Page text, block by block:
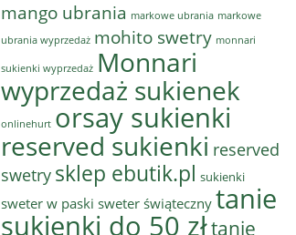
mango ubrania markowe ubrania markowe
ubrania wyprzedaż mohito swetry monnari
sukienki wyprzedaż Monnari
wyprzedaż sukienek
onlinehurt orsay sukienki
reserved sukienki reserved
swetry sklep ebutik.pl sukienki
sweter w paski sweter świątecznytanie
sukienki do 50 złtanie